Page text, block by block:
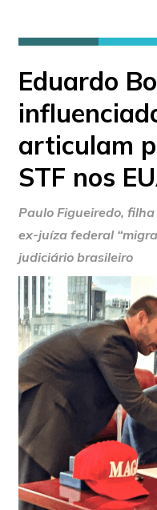
Eduardo
articulam
STF nos
Paulo Figueiredo,
ex-juíza federal
judiciário brasileiro